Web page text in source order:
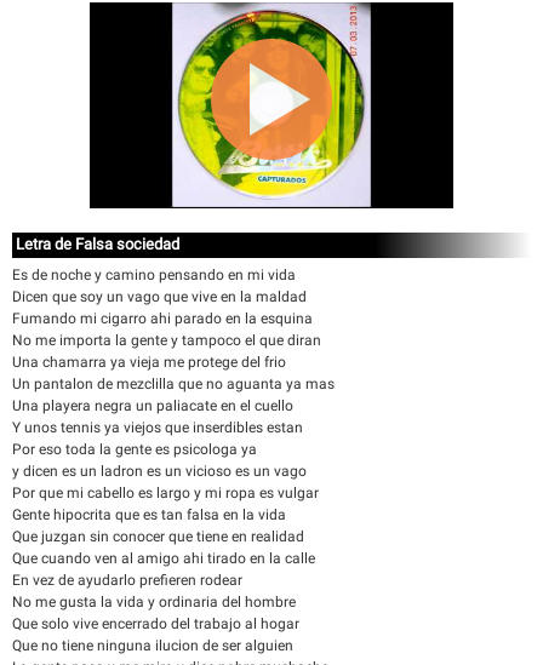
Letra de Falsa sociedad
Es de noche y camino pensando en mi vida
Dicen que soy un vago que vive en la maldad
Fumando mi cigarro ahi parado en la esquina
No me importa la gente y tampoco el que diran
Una chamarra ya vieja me protege del frio
Un pantalon de mezclilla que no aguanta ya mas
Una playera negra un paliacate en el cuello
Y unos tennis ya viejos que inserdibles estan
Por eso toda la gente es psicologa ya
y dicen es un ladron es un vicioso es un vago
Por que mi cabello es largo y mi ropa es vulgar
Gente hipocrita que es tan falsa en la vida
Que juzgan sin conocer que tiene en realidad
Que cuando ven al amigo ahi tirado en la calle
En vez de ayudarlo prefieren rodear
No me gusta la vida y ordinaria del hombre
Que solo vive encerrado del trabajo al hogar
Que no tiene ninguna ilucion de ser alguien